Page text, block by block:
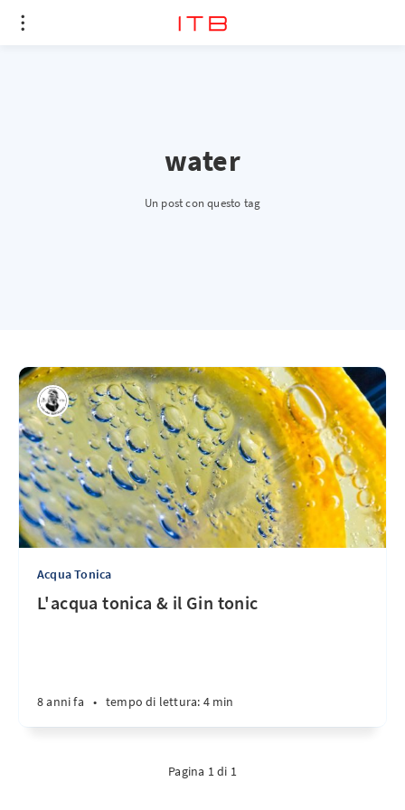
water
Un post con questo tag
Acqua Tonica
L'acqua tonica & il Gin tonic
8 anni fa • tempo di lettura: 4 min
Pagina 1 di 1